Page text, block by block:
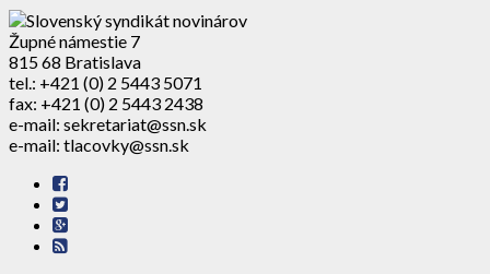
Župné námestie 7
815 68 Bratislava
tel.: +421 (0) 2 5443 5071
fax: +421 (0) 2 5443 2438
e-mail: sekretariat@ssn.sk
e-mail: tlacovky@ssn.sk